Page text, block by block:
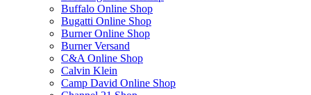
Buffalo Online Shop
Bugatti Online Shop
Burner Online Shop
Burner Versand
C&A Online Shop
Calvin Klein
Camp David Online Shop